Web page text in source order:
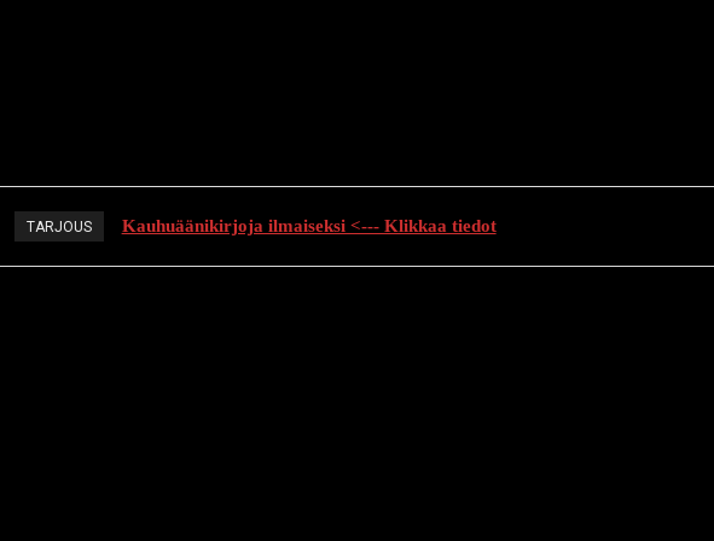
TARJOUS Kauhuäänikirjoja ilmaiseksi <--- Klikkaa tiedot